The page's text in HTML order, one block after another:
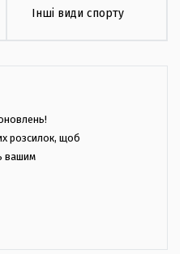
Інші види спорту
розсилок, щоб
вашим